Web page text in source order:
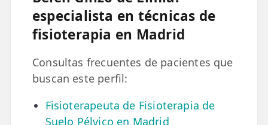
Trocanteritis
Hernia Discal
Fascitis Plantar
Lumbalgia
Ciática
especialista en técnicas de
fisioterapia en Madrid
Consultas frecuentes de pacientes que
buscan este perfil:
Fisioterapeuta de Fisioterapia de
Suelo Pélvico en Madrid